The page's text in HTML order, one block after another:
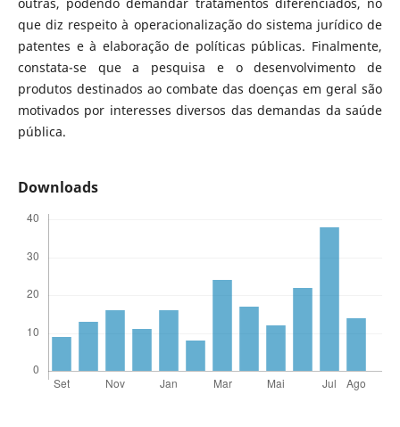
que diz respeito à operacionalização do sistema jurídico de
patentes e à elaboração de políticas públicas. Finalmente,
constata-se que a pesquisa e o desenvolvimento de
produtos destinados ao combate das doenças em geral são
motivados por interesses diversos das demandas da saúde
pública.
Downloads